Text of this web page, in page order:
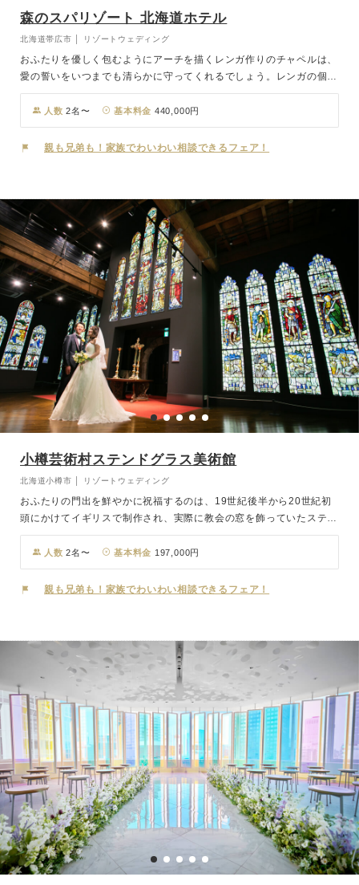
森のスパリゾート 北海道ホテル
北海道帯広市 │ リゾートウェディング
おふたりを優しく包むようにアーチを描くレンガ作りのチャペルは、
愛の誓いをいつまでも清らかに守ってくれるでしょう。レンガの個性
的な教会は十勝の土から作られ、大地のような安らぎと温もりにあふ
れています。 お料理は、厳選された地場食材十勝の食材をたっぷり
と使った体に優しく華やかな料理が、祝福に満ちたテーブルを彩りま
す。
人数 2名〜 基本料金 440,000円
親も兄弟も！家族でわいわい相談できるフェア！
小樽芸術村ステンドグラス美術館
北海道小樽市 │ リゾートウェディング
おふたりの門出を鮮やかに祝福するのは、19世紀後半から20世紀初
頭にかけてイギリスで制作され、実際に教会の窓を飾っていたステン
ドグラスの数々。2017年9月にグランドオ−プンした小樽芸術村は、
北海道の観光地として人気を誇る小樽運河に面したモダンな雰囲気の
中に位置し、まるで外国に来たかのような非日常体験を味わえます。
深く刻まれた歴史を肌に感じながら、美しく荘厳な光の空間で一生の
人数 2名〜 基本料金 197,000円
親も兄弟も！家族でわいわい相談できるフェア！